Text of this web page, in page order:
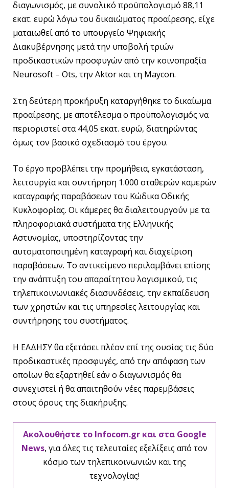
διαγωνισμός, με συνολικό προϋπολογισμό 88,11
εκατ. ευρώ λόγω του δικαιώματος προαίρεσης, είχε
ματαιωθεί από το υπουργείο Ψηφιακής
Διακυβέρνησης μετά την υποβολή τριών
προδικαστικών προσφυγών από την κοινοπραξία
Neurosoft – Ots, την Aktor και τη Maycon.
Στη δεύτερη προκήρυξη καταργήθηκε το δικαίωμα
προαίρεσης, με αποτέλεσμα ο προϋπολογισμός να
περιοριστεί στα 44,05 εκατ. ευρώ, διατηρώντας
όμως τον βασικό σχεδιασμό του έργου.
Το έργο προβλέπει την προμήθεια, εγκατάσταση,
λειτουργία και συντήρηση 1.000 σταθερών καμερών
καταγραφής παραβάσεων του Κώδικα Οδικής
Κυκλοφορίας. Οι κάμερες θα διαλειτουργούν με τα
πληροφοριακά συστήματα της Ελληνικής
Αστυνομίας, υποστηρίζοντας την
αυτοματοποιημένη καταγραφή και διαχείριση
παραβάσεων. Το αντικείμενο περιλαμβάνει επίσης
την ανάπτυξη του απαραίτητου λογισμικού, τις
τηλεπικοινωνιακές διασυνδέσεις, την εκπαίδευση
των χρηστών και τις υπηρεσίες λειτουργίας και
συντήρησης του συστήματος.
Η ΕΑΔΗΣΥ θα εξετάσει πλέον επί της ουσίας τις δύο
προδικαστικές προσφυγές, από την απόφαση των
οποίων θα εξαρτηθεί εάν ο διαγωνισμός θα
συνεχιστεί ή θα απαιτηθούν νέες παρεμβάσεις
στους όρους της διακήρυξης.
Ακολουθήστε το Infocom.gr και στα Google
News, για όλες τις τελευταίες εξελίξεις από τον
κόσμο των τηλεπικοινωνιών και της
τεχνολογίας!